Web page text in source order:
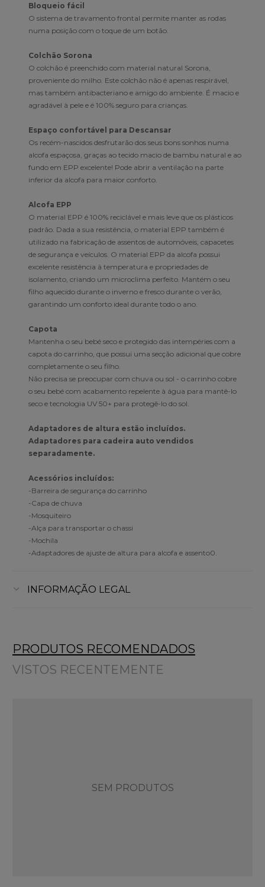
Bloqueio fácil
O sistema de travamento frontal permite manter as rodas
numa posição com o toque de um botão.
Colchão Sorona
O colchão é preenchido com material natural Sorona,
proveniente do milho. Este colchão não é apenas respirável,
mas também antibacteriano e amigo do ambiente. É macio e
agradável à pele e é 100% seguro para crianças.
Espaço confortável para Descansar
Os recém-nascidos desfrutarão dos seus bons sonhos numa
alcofa espaçosa, graças ao tecido macio de bambu natural e ao
fundo em EPP excelente! Pode abrir a ventilação na parte
inferior da alcofa para maior conforto.
Alcofa EPP
O material EPP é 100% reciclável e mais leve que os plásticos
padrão. Dada a sua resistência, o material EPP também é
utilizado na fabricação de assentos de automóveis, capacetes
de segurança e veículos. O material EPP da alcofa possui
excelente resistência à temperatura e propriedades de
isolamento, criando um microclima perfeito. Mantém o seu
filho aquecido durante o inverno e fresco durante o verão,
garantindo um conforto ideal durante todo o ano.
Capota
Mantenha o seu bebé seco e protegido das intempéries com a
capota do carrinho, que possui uma secção adicional que cobre
completamente o seu filho.
Não precisa se preocupar com chuva ou sol - o carrinho cobre
o seu bebé com acabamento repelente à água para mantê-lo
seco e tecnologia UV 50+ para protegê-lo do sol.
Adaptadores de altura estão incluídos.
Adaptadores para cadeira auto vendidos
separadamente.
Acessórios incluídos:
-Barreira de segurança do carrinho
-Capa de chuva
-Mosquiteiro
-Alça para transportar o chassi
-Mochila
-Adaptadores de ajuste de altura para alcofa e assento0.
INFORMAÇÃO LEGAL
PRODUTOS RECOMENDADOS
VISTOS RECENTEMENTE
SEM PRODUTOS